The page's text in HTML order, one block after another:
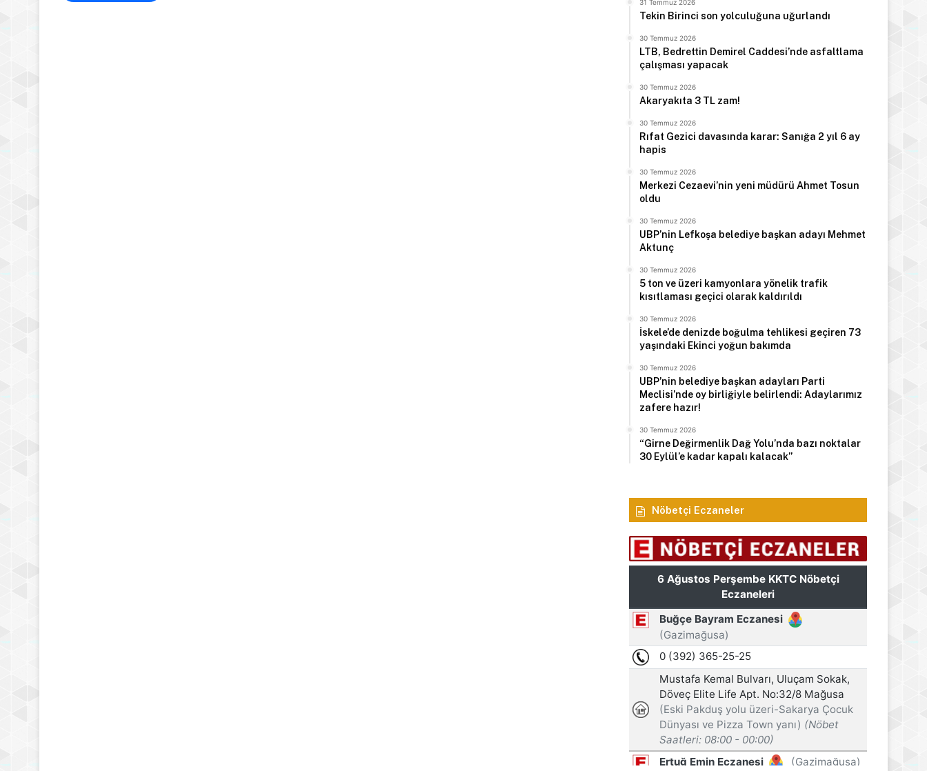
31 Temmuz 2026
Tekin Birinci son yolculuğuna uğurlandı
30 Temmuz 2026
LTB, Bedrettin Demirel Caddesi’nde asfaltlama
çalışması yapacak
30 Temmuz 2026
Akaryakıta 3 TL zam!
30 Temmuz 2026
Rıfat Gezici davasında karar: Sanığa 2 yıl 6 ay
hapis
30 Temmuz 2026
Merkezi Cezaevi’nin yeni müdürü Ahmet Tosun
oldu
30 Temmuz 2026
UBP’nin Lefkoşa belediye başkan adayı Mehmet
Aktunç
30 Temmuz 2026
5 ton ve üzeri kamyonlara yönelik trafik
kısıtlaması geçici olarak kaldırıldı
30 Temmuz 2026
İskele’de denizde boğulma tehlikesi geçiren 73
yaşındaki Ekinci yoğun bakımda
30 Temmuz 2026
UBP’nin belediye başkan adayları Parti
Meclisi’nde oy birliğiyle belirlendi: Adaylarımız
zafere hazır!
30 Temmuz 2026
“Girne Değirmenlik Dağ Yolu’nda bazı noktalar
30 Eylül’e kadar kapalı kalacak”
Nöbetçi Eczaneler